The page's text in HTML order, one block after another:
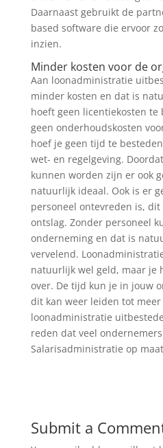
Daarnaast gebruikt de
based software die ervoor
inzien.
Minder kosten voor de
Aan loonadministratie
minder kosten en dat is
hoeft geen licentiekosten te
geen onderhoudskosten
hoef je geen tijd te
wet- en regelgeving.
kunnen worden zijn er ook
natuurlijk ideaal. Ook is er
personeel ontevreden is,
ontslag. Zonder personeel
onderneming en dat is
vervelend.
natuurlijk wel geld, maar je
over. De tijd kun je in jouw
dit kan weer leiden tot
loonadministratie
reden dat veel
Salarisadministratie op
Submit a